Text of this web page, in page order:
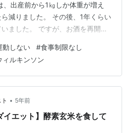
出産前から1㎏しか体重が増え
減りました。 その後、1年くらい
ました。 ですが、お酒を再開し
増えまくってます！ びっくりす
しまいました。 ダイエットした
、食事制限もしたくない。 そん
に痩せるのか、検証してみたい
時の体重 2022/4/24 56.3㎏
動しない #食事制限なし
ィルキンソン
• 5年前
イエット】酵素玄米を食して